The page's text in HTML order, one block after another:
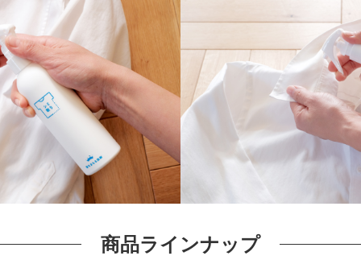
商品ラインナップ